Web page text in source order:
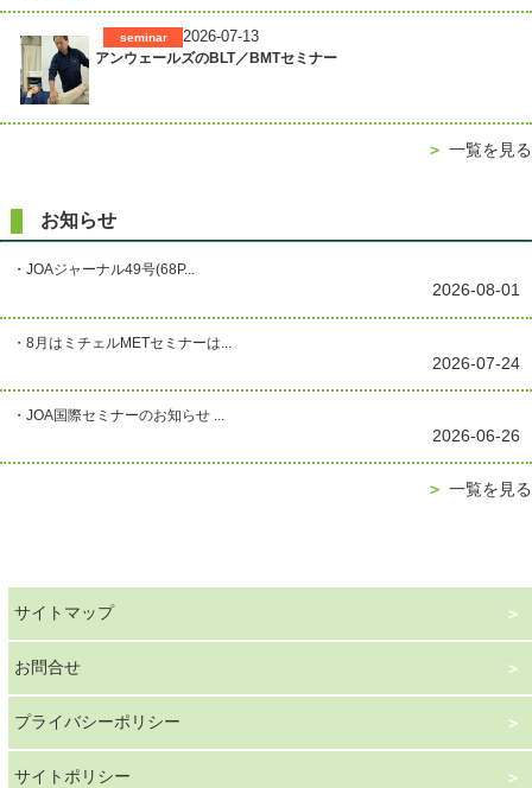
2026-07-13
seminar
アンウェールズのBLT／BMTセミナー
＞ 一覧を見る
お知らせ
・JOAジャーナル49号(68P...
2026-08-01
・8月はミチェルMETセミナーは...
2026-07-24
・JOA国際セミナーのお知らせ ...
2026-06-26
＞ 一覧を見る
サイトマップ
お問合せ
プライバシーポリシー
サイトポリシー